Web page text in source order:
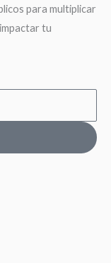
para multiplicar
tu